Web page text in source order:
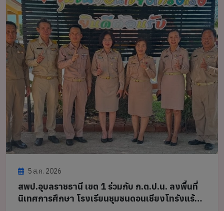
5 ส.ค. 2026
สพป.อุบลราชธานี เขต 1 ร่วมกับ ก.ต.ป.น. ลงพื้นที่
นิเทศการศึกษา โรงเรียนชุมชนดอนเชียงโทรังแร้ง